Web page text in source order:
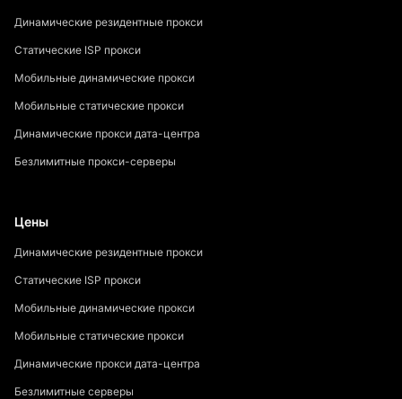
Динамические резидентные прокси
Статические ISP прокси
Мобильные динамические прокси
Мобильные статические прокси
Динамические прокси дата-центра
Безлимитные прокси-серверы
Цены
Динамические резидентные прокси
Статические ISP прокси
Мобильные динамические прокси
Мобильные статические прокси
Динамические прокси дата-центра
Безлимитные серверы